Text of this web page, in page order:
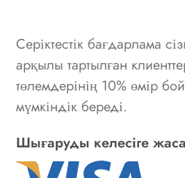
Серіктестік бағдарлама
арқылы тартылған
төлемдерінің 10% өмір
мүмкіндік береді.
Шығаруды келесіге